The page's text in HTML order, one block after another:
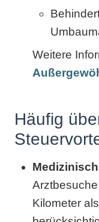
Weitere
Häufig
Kilometer